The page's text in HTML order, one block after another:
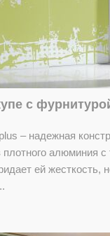
с
– надежная
плотного алюминия
ей жесткость,